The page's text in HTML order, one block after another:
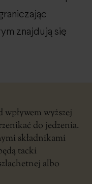
znajdują się
wyższej
do jedzenia.
składnikami
tacki
albo